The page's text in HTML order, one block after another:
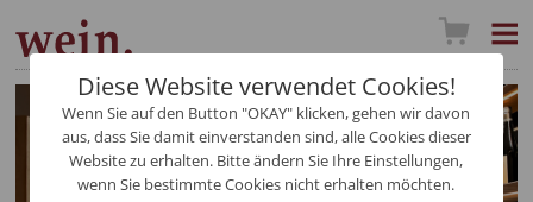
Diese Website verwendet Cookies!
Wenn Sie auf den Button "OKAY" klicken, gehen wir davon
aus, dass Sie damit einverstanden sind, alle Cookies dieser
Website zu erhalten. Bitte ändern Sie Ihre Einstellungen,
wenn Sie bestimmte Cookies nicht erhalten möchten.